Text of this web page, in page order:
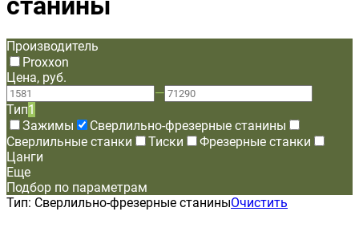
Производитель
Proxxon
Цена, руб.
—
Тип1
Зажимы
Сверлильно-фрезерные станины
Сверлильные станки
Тиски
Фрезерные станки
Цанги
Еще
Подбор по параметрам
Тип: Сверлильно-фрезерные станиныОчистить